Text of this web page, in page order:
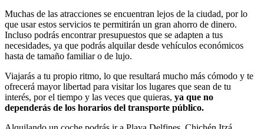
Muchas de las atracciones se encuentran lejos de la ciudad, por lo
que usar estos servicios te permitirán un gran ahorro de dinero.
Incluso podrás encontrar presupuestos que se adapten a tus
necesidades, ya que podrás alquilar desde vehículos económicos
hasta de tamaño familiar o de lujo.
Viajarás a tu propio ritmo, lo que resultará mucho más cómodo y te
ofrecerá mayor libertad para visitar los lugares que sean de tu
interés, por el tiempo y las veces que quieras, ya que no
dependerás de los horarios del transporte público.